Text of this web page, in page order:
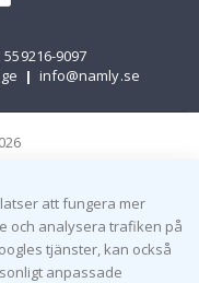
559216-9097
| info@namly.se
att fungera mer
och analysera trafiken på
tjänster, kan också
anpassade